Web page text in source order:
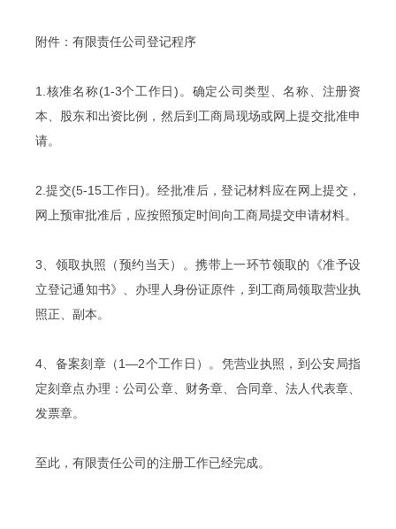
附件：有限责任公司登记程序
1.核准名称(1-3个工作日)。确定公司类型、名称、注册资
本、股东和出资比例，然后到工商局现场或网上提交批准申
请。
2.提交(5-15工作日)。经批准后，登记材料应在网上提交，
网上预审批准后，应按照预定时间向工商局提交申请材料。
3、领取执照（预约当天）。携带上一环节领取的《准予设
立登记通知书》、办理人身份证原件，到工商局领取营业执
照正、副本。
4、备案刻章（1—2个工作日）。凭营业执照，到公安局指
定刻章点办理：公司公章、财务章、合同章、法人代表章、
发票章。
至此，有限责任公司的注册工作已经完成。